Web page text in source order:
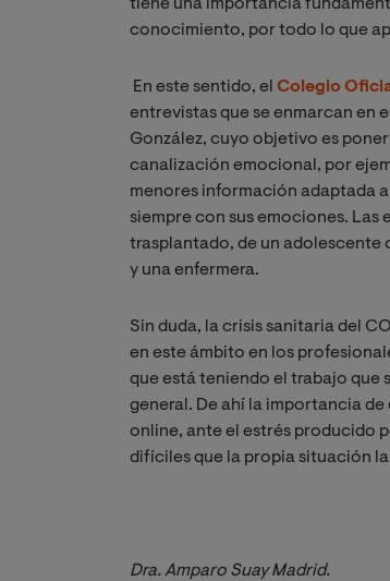
tiene una importancia
conocimiento, por todo lo que
En este sentido, el Colegio
entrevistas que se enmarcan en
González, cuyo objetivo es
canalización emocional, por
menores información adaptada
siempre con sus emociones. Las
trasplantado, de un adolescente
y una enfermera.
Sin duda, la crisis sanitaria del
en este ámbito en los
que está teniendo el trabajo que
general. De ahí la importancia
online, ante el estrés producido
difíciles que la propia situación
Dra. Amparo Suay Madrid.